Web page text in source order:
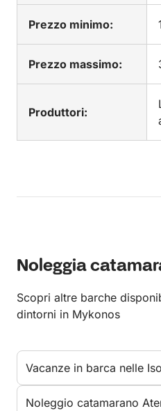
Prezzo minimo:
Prezzo massimo:
Produttori:
Noleggia
Scopri altre barche
dintorni in Mykonos
Vacanze in barca nelle
Noleggio catamarano